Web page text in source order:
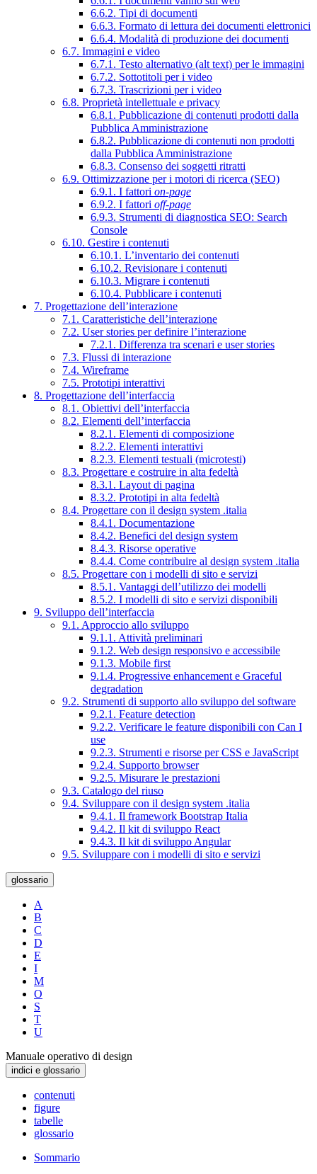
6.6.2. Tipi di documenti
6.6.3. Formato di lettura dei documenti elettronici
6.6.4. Modalità di produzione dei documenti
6.7. Immagini e video
6.7.1. Testo alternativo (alt text) per le immagini
6.7.2. Sottotitoli per i video
6.7.3. Trascrizioni per i video
6.8. Proprietà intellettuale e privacy
6.8.1. Pubblicazione di contenuti prodotti dalla
Pubblica Amministrazione
6.8.2. Pubblicazione di contenuti non prodotti
dalla Pubblica Amministrazione
6.8.3. Consenso dei soggetti ritratti
6.9. Ottimizzazione per i motori di ricerca (SEO)
6.9.1. I fattori on-page
6.9.2. I fattori off-page
6.9.3. Strumenti di diagnostica SEO: Search
Console
6.10. Gestire i contenuti
6.10.1. L’inventario dei contenuti
6.10.2. Revisionare i contenuti
6.10.3. Migrare i contenuti
6.10.4. Pubblicare i contenuti
7. Progettazione dell’interazione
7.1. Caratteristiche dell’interazione
7.2. User stories per definire l’interazione
7.2.1. Differenza tra scenari e user stories
7.3. Flussi di interazione
7.4. Wireframe
7.5. Prototipi interattivi
8. Progettazione dell’interfaccia
8.1. Obiettivi dell’interfaccia
8.2. Elementi dell’interfaccia
8.2.1. Elementi di composizione
8.2.2. Elementi interattivi
8.2.3. Elementi testuali (microtesti)
8.3. Progettare e costruire in alta fedeltà
8.3.1. Layout di pagina
8.3.2. Prototipi in alta fedeltà
8.4. Progettare con il design system .italia
8.4.1. Documentazione
8.4.2. Benefici del design system
8.4.3. Risorse operative
8.4.4. Come contribuire al design system .italia
8.5. Progettare con i modelli di sito e servizi
8.5.1. Vantaggi dell’utilizzo dei modelli
8.5.2. I modelli di sito e servizi disponibili
9. Sviluppo dell’interfaccia
9.1. Approccio allo sviluppo
9.1.1. Attività preliminari
9.1.2. Web design responsivo e accessibile
9.1.3. Mobile first
9.1.4. Progressive enhancement e Graceful
degradation
9.2. Strumenti di supporto allo sviluppo del software
9.2.1. Feature detection
9.2.2. Verificare le feature disponibili con Can I
use
9.2.3. Strumenti e risorse per CSS e JavaScript
9.2.4. Supporto browser
9.2.5. Misurare le prestazioni
9.3. Catalogo del riuso
9.4. Sviluppare con il design system .italia
9.4.1. Il framework Bootstrap Italia
9.4.2. Il kit di sviluppo React
9.4.3. Il kit di sviluppo Angular
9.5. Sviluppare con i modelli di sito e servizi
glossario
A
B
C
D
E
I
M
O
S
T
U
Manuale operativo di design
indici e glossario
contenuti
figure
tabelle
glossario
Sommario